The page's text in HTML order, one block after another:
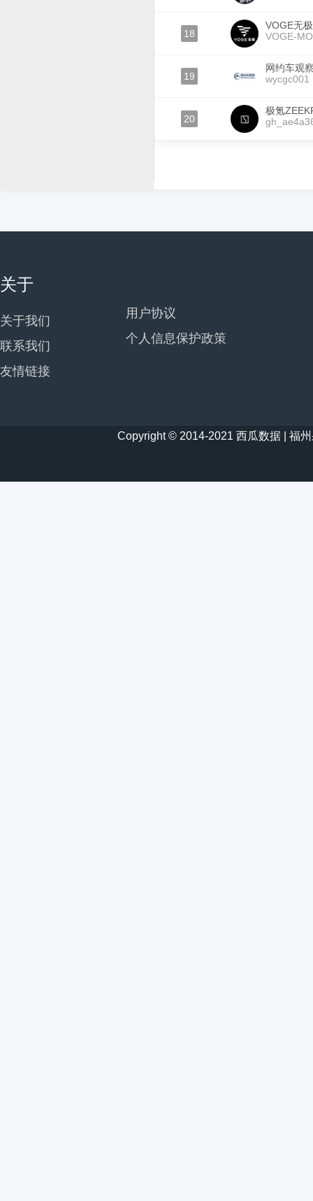
18
VOGE无极
VOGE-
19
网约车观
wycgc001
20
极氪
关于
关于我们
联系我们
友情链接
用户协议
个人信息保护政策
Copyright © 2014-2021 西瓜数据 | 福